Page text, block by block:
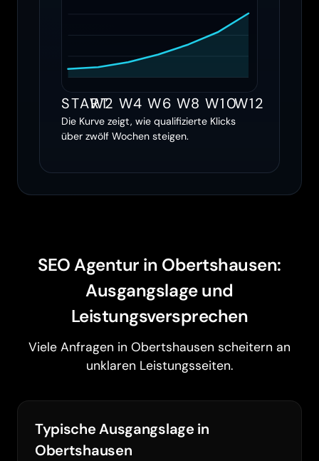
START
W2 W4 W6 W8 W10W12
Die Kurve zeigt, wie qualifizierte Klicks
über zwölf Wochen steigen.
SEO Agentur in Obertshausen:
Ausgangslage und
Leistungsversprechen
Viele Anfragen in Obertshausen scheitern an
unklaren Leistungsseiten.
Typische Ausgangslage in
Obertshausen